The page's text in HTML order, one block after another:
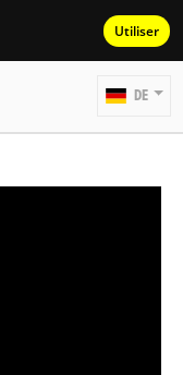
Utiliser
DE